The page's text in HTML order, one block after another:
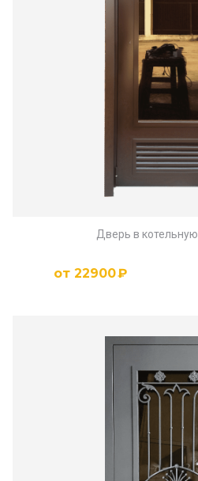
Дверь в котельную
от 22900₽